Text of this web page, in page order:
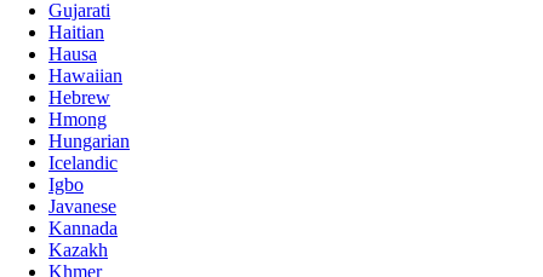
Gujarati
Haitian
Hausa
Hawaiian
Hebrew
Hmong
Hungarian
Icelandic
Igbo
Javanese
Kannada
Kazakh
Khmer